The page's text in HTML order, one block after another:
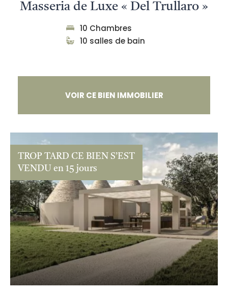
Masseria de Luxe « Del Trullaro »
10 Chambres
10 salles de bain
VOIR CE BIEN IMMOBILIER
TROP TARD CE BIEN S’EST
VENDU en 15 jours